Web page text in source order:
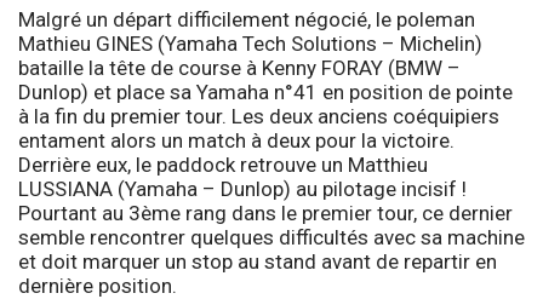
Malgré un départ difficilement négocié, le poleman
Mathieu GINES (Yamaha Tech Solutions – Michelin)
bataille la tête de course à Kenny FORAY (BMW –
Dunlop) et place sa Yamaha n°41 en position de pointe
à la fin du premier tour. Les deux anciens coéquipiers
entament alors un match à deux pour la victoire.
Derrière eux, le paddock retrouve un Matthieu
LUSSIANA (Yamaha – Dunlop) au pilotage incisif !
Pourtant au 3ème rang dans le premier tour, ce dernier
semble rencontrer quelques difficultés avec sa machine
et doit marquer un stop au stand avant de repartir en
dernière position.